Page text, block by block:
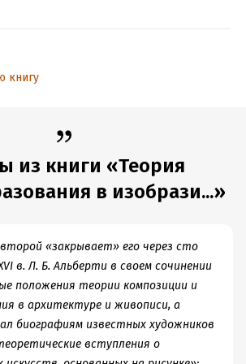
книгу
из книги «Теория
в изобрази...»
второй «закрывает» его через сто
в. Л. Б. Альберти в своем сочинении
положения теории композиции и
в архитектуре и живописи, а
биографиям известных художников
вступления о